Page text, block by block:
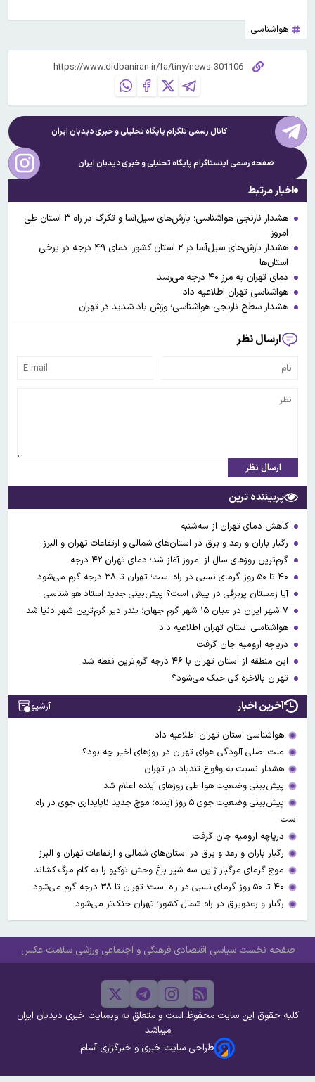
هواشناسی
کانال رسمی تلگرام پایگاه تحلیلی و خبریدیدبان ایران
صفحه رسمی اینستاگرام پایگاه تحلیلی و خبریدیدبان ایران
اخبار مرتبط
هشدار نارنجی هواشناسی؛ بارش‌های سیل‌آسا و تگرگ در راه ۳ استان طی
امروز
هشدار بارش‌های سیل‌آسا در ۲ استان کشور؛ دمای ۴۹ درجه در برخی
استان‌ها
دمای تهران به مرز ۴۰ درجه می‌رسد
هواشناسی تهران اطلاعیه داد
هشدار سطح نارنجی هواشناسی؛ وزش باد شدید در تهران
ارسال نظر
ارسال نظر
پربیننده ترین
کاهش دمای تهران از سه‌شنبه
رگبار باران و رعد و برق در استان‌های شمالی و ارتفاعات تهران و البرز
گرم‌ترین روزهای سال از امروز آغاز شد؛ دمای تهران ۴۲ درجه
آیا زمستان پربرفی در پیش است؟ پیش‌بینی جدید استاد هواشناسی
هواشناسی استان تهران اطلاعیه داد
دریاچه ارومیه جان گرفت
این منطقه از استان تهران با ۴۶ درجه گرم‌ترین نقطه شد
تهران بالاخره کی خنک می‌شود؟
آخرین اخبار آرشیو
هواشناسی استان تهران اطلاعیه داد
علت اصلی آلودگی هوای تهران در روزهای اخیر چه بود؟
هشدار نسبت به وفوع تندباد در تهران
پیش‌بینی وضعیت هوا طی روزهای آینده اعلام شد
پیش‌بینی وضعیت جوی ۵ روز آینده؛ موج جدید ناپایداری جوی در راه
است
دریاچه ارومیه جان گرفت
رگبار باران و رعد و برق در استان‌های شمالی و ارتفاعات تهران و البرز
موج گرمای مرگبار ژاپن سه شیر باغ وحش توکیو را به کام مرگ کشاند
۴۰ تا ۵۰ روز گرمای نسبی در راه است؛ تهران تا ۳۸ درجه گرم می‌شود
رگبار و رعدوبرق در راه شمال کشور؛ تهران خنک‌تر می‌شود
صفحه نخست سیاسی اقتصادی فرهنگی و اجتماعی ورزشی سلامت عکس
کلیه حقوق این سایت محفوظ است و متعلق به وبسایت خبری دیدبان ایران
میباشد
طراحی سایت خبری و خبرگزاری آسام